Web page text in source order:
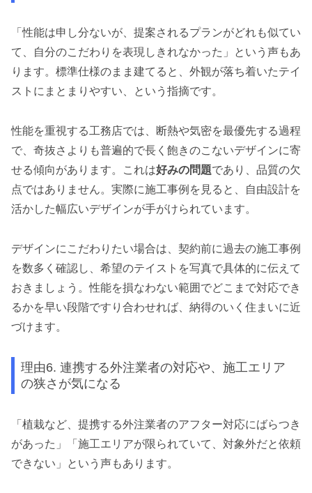
「性能は申し分ないが、提案されるプランがどれも似てい
て、自分のこだわりを表現しきれなかった」という声もあ
ります。標準仕様のまま建てると、外観が落ち着いたテイ
ストにまとまりやすい、という指摘です。
性能を重視する工務店では、断熱や気密を最優先する過程
で、奇抜さよりも普遍的で長く飽きのこないデザインに寄
せる傾向があります。これは好みの問題であり、品質の欠
点ではありません。実際に施工事例を見ると、自由設計を
活かした幅広いデザインが手がけられています。
デザインにこだわりたい場合は、契約前に過去の施工事例
を数多く確認し、希望のテイストを写真で具体的に伝えて
おきましょう。性能を損なわない範囲でどこまで対応でき
るかを早い段階ですり合わせれば、納得のいく住まいに近
づけます。
理由6. 連携する外注業者の対応や、施工エリア
の狭さが気になる
「植栽など、提携する外注業者のアフター対応にばらつき
があった」「施工エリアが限られていて、対象外だと依頼
できない」という声もあります。